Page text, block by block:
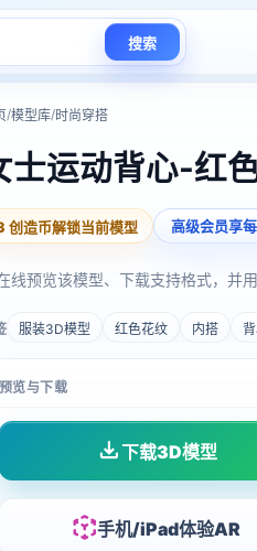
搜索
/模型库/时尚穿搭
士运动背心-红
创造币解锁当前模型 高级会员享
线预览该模型、下载支持格式，并
服装3D模型 红色花纹 内搭
预览与下载
下载3D模型
手机/iPad体验AR